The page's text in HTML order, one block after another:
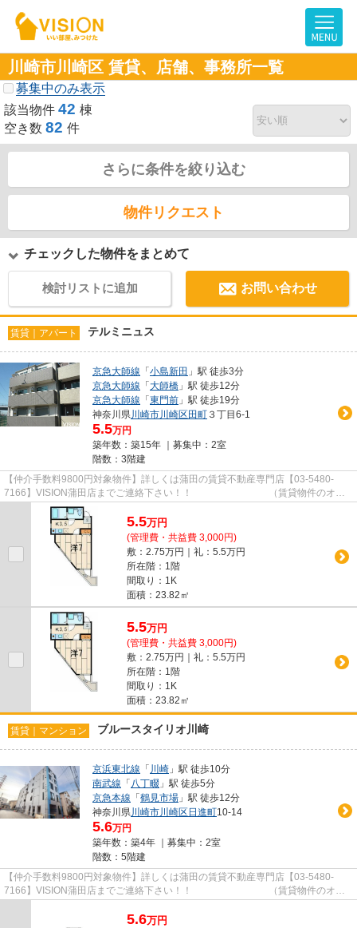
川崎市川崎区 賃貸、店舗、事務所一覧
募集中のみ表示
該当物件 42 棟
空き数 82 件
さらに条件を絞り込む
物件リクエスト
チェックした物件をまとめて
検討リストに追加 お問い合わせ
賃貸｜アパート テルミニュス
京急大師線 「小島新田 」駅 徒歩3分
京急大師線 「大師橋 」駅 徒歩12分
京急大師線 「東門前 」駅 徒歩19分
神奈川県川崎市川崎区田町 ３丁目6-1
5.5万円
築年数：築15年 ｜募集中： 2室
階数：3階建
【仲介手数料9800円対象物件】詳しくは蒲田の賃貸不動産専門店【03-5480-
7166】VISION蒲田店までご連絡下さい！！ （賃貸物件のオス
スメポイント） 3駅以上利用可 クロ...
5.5万円
(管理費・共益費 3,000円)
敷：2.75万円｜礼：5.5万円
所在階：1階
間取り：1K
面積：23.82㎡
5.5万円
(管理費・共益費 3,000円)
敷：2.75万円｜礼：5.5万円
所在階：1階
間取り：1K
面積：23.82㎡
賃貸｜マンション ブルースタイリオ川崎
京浜東北線 「 川崎 」駅 徒歩10分
南武線 「八丁畷 」駅 徒歩5分
京急本線 「鶴見市場 」駅 徒歩12分
神奈川県川崎市川崎区日進町10-14
5.6万円
築年数：築4年 ｜募集中： 2室
階数：5階建
【仲介手数料9800円対象物件】詳しくは蒲田の賃貸不動産専門店【03-5480-
7166】VISION蒲田店までご連絡下さい！！ （賃貸物件のオス
スメポイント） 2駅利用可 温水洗浄...
5.6万円